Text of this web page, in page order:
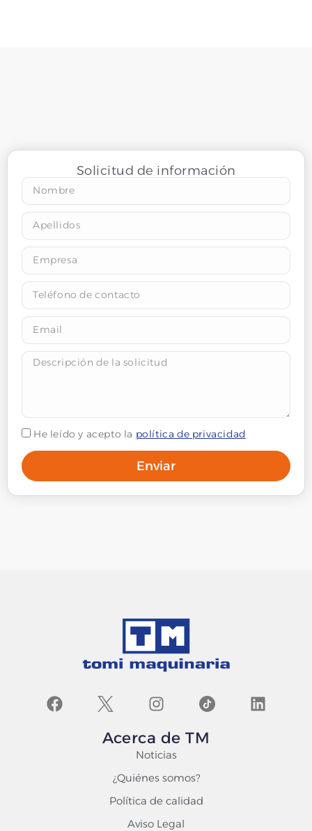
Solicitud de información
He leído y acepto la política de privacidad
Enviar
Acerca de TM
Noticias
¿Quiénes somos?
Política de calidad
Aviso Legal